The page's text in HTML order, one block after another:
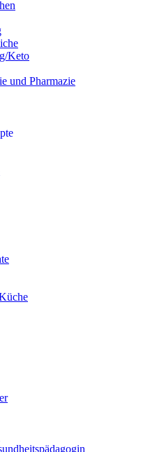
Keto
und Pharmazie